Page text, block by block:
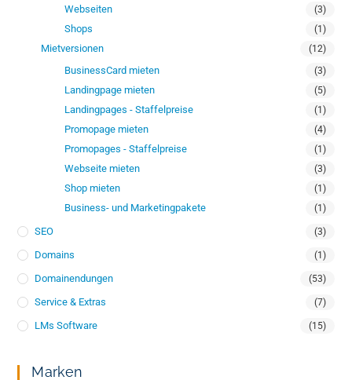
Webseiten (3)
Shops (1)
Mietversionen (12)
BusinessCard mieten (3)
Landingpage mieten (5)
Landingpages - Staffelpreise (1)
Promopage mieten (4)
Promopages - Staffelpreise (1)
Webseite mieten (3)
Shop mieten (1)
Business- und Marketingpakete (1)
SEO (3)
Domains (1)
Domainendungen (53)
Service & Extras (7)
LMs Software (15)
Marken